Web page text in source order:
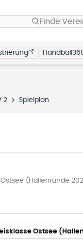
Finde
2 Spielplan
(Hallenrunde
Ostsee